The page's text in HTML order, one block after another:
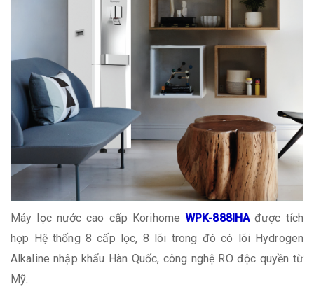
Máy lọc nước cao cấp Korihome WPK-888IHAđược tích
hợp Hệ thống 8 cấp lọc, 8 lõi trong đó có lõi Hydrogen
Alkaline nhập khẩu Hàn Quốc, công nghệ RO độc quyền từ
Mỹ.